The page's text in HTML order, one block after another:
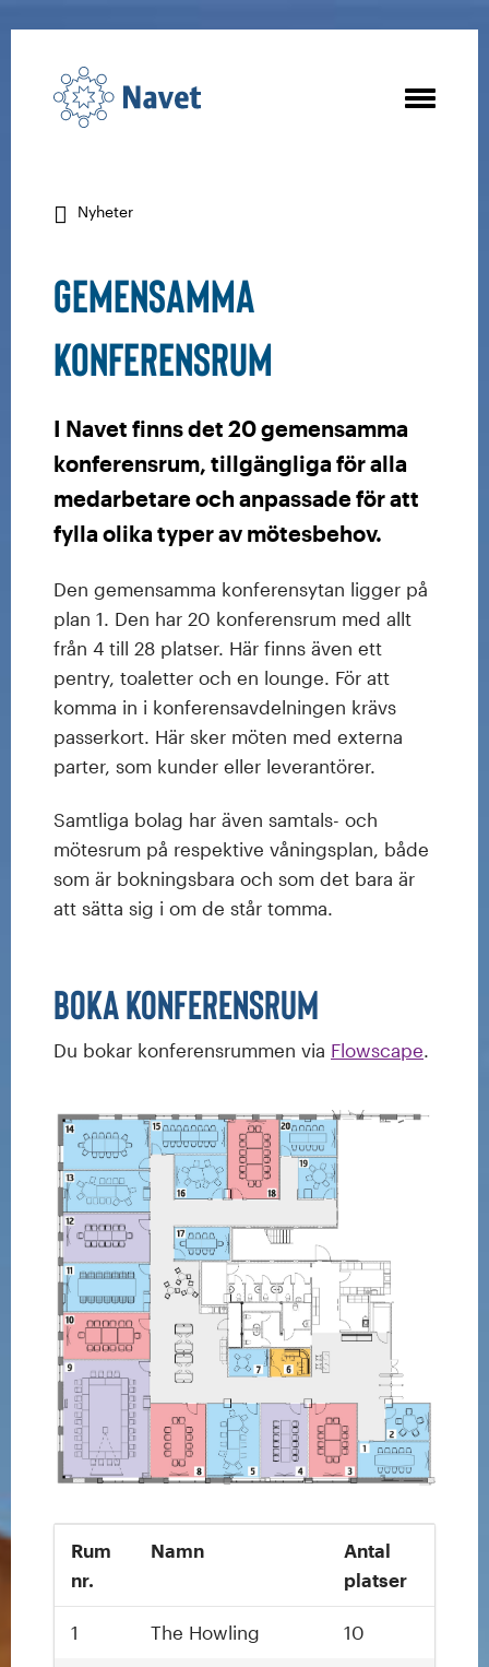
Nyheter
Gemensamma
konferensrum
I Navet finns det 20 gemensamma
konferensrum, tillgängliga för alla
medarbetare och anpassade för att
fylla olika typer av mötesbehov.
Den gemensamma konferensytan ligger på
plan 1. Den har 20 konferensrum med allt
från 4 till 28 platser. Här finns även ett
pentry, toaletter och en lounge. För att
komma in i konferensavdelningen krävs
passerkort. Här sker möten med externa
parter, som kunder eller leverantörer.
Samtliga bolag har även samtals- och
mötesrum på respektive våningsplan, både
som är bokningsbara och som det bara är
att sätta sig i om de står tomma.
Boka konferensrum
Du bokar konferensrummen via Flowscape
Rum
nr.
Namn
Antal
platser
1 The Howling 10